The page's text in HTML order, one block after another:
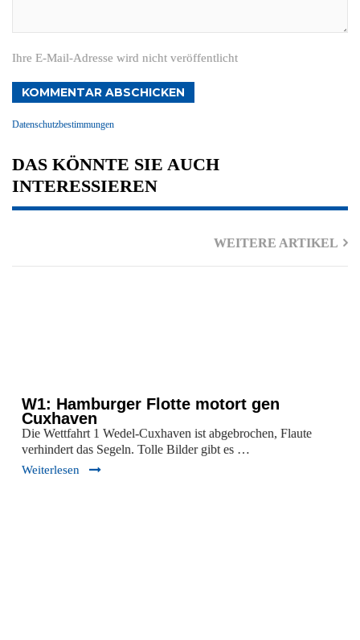
Ihre E-Mail-Adresse wird nicht veröffentlicht
KOMMENTAR ABSCHICKEN
Datenschutzbestimmungen
DAS KÖNNTE SIE AUCH
INTERESSIEREN
WEITERE ARTIKEL
W1: Hamburger Flotte motort gen
Cuxhaven
Die Wettfahrt 1 Wedel-Cuxhaven ist abgebrochen, Flaute
verhindert das Segeln. Tolle Bilder gibt es …
Weiterlesen